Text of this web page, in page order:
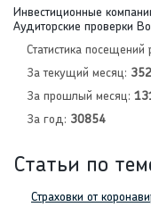
Инвестиционные
Аудиторские проверки
Статистика посещений
За текущий месяц: 352
За прошлый месяц:
За год: 30854
Статьи по
Страховки от